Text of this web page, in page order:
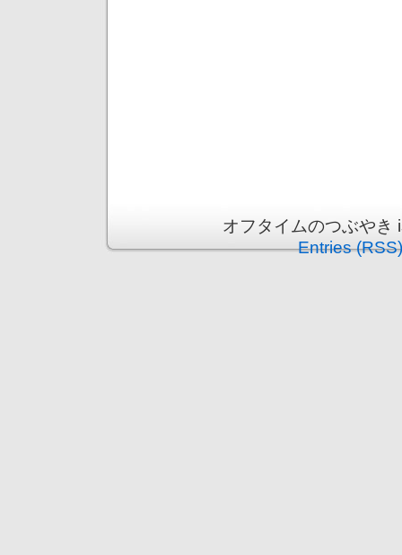
オフタイムのつぶや
Entries (RSS)